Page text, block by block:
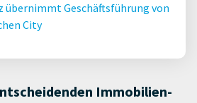
übernimmt Geschäftsführung von
City
Immobilien-